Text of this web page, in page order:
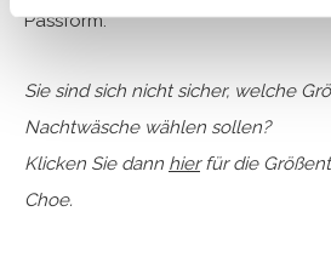
Passform.
Sie sind sich nicht sicher, welche
Nachtwäsche wählen sollen?
Klicken Sie dann hierfür die
Choe.